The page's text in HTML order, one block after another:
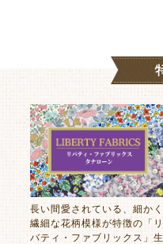
長い間愛されている、細かく
繊細な花柄模様が特徴の「リ
バティ・ファブリックス」生